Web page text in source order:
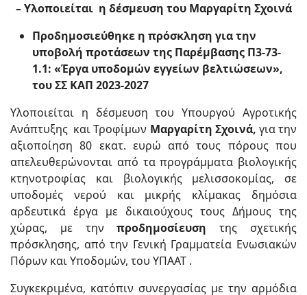
– Υλοποιείται η δέσμευση του Μαργαρίτη Σχοινά
Προδημοσιεύθηκε η πρόσκληση για την
υποβολή προτάσεων της Παρέμβασης Π3-73-
1.1: «Έργα υποδομών εγγείων βελτιώσεων»,
του ΣΣ ΚΑΠ 2023-2027
Υλοποιείται η δέσμευση του Υπουργού Αγροτικής
Ανάπτυξης και Τροφίμων Μαργαρίτη Σχοινά, για την
αξιοποίηση 80 εκατ. ευρώ από τους πόρους που
απελευθερώνονται από τα προγράμματα βιολογικής
κτηνοτροφίας και βιολογικής μελισσοκομίας, σε
υποδομές νερού και μικρής κλίμακας δημόσια
αρδευτικά έργα με δικαιούχους τους Δήμους της
χώρας, με τηνπροδημοσίευσητης σχετικής
πρόσκλησης, από την Γενική Γραμματεία Ενωσιακών
Πόρων και Υποδομών, του ΥΠΑΑΤ .
Συγκεκριμένα, κατόπιν συνεργασίας με την αρμόδια